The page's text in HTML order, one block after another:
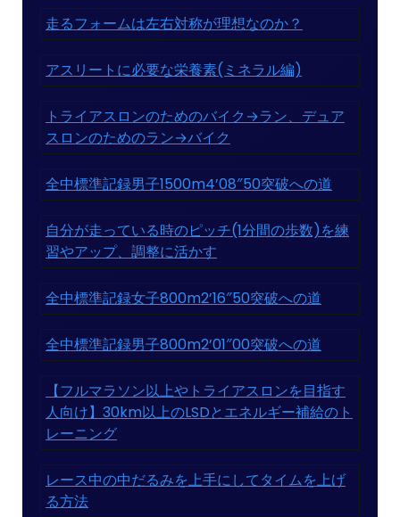
走るフォームは左右対称が理想なのか？
アスリートに必要な栄養素(ミネラル編)
トライアスロンのためのバイク→ラン、デュア
スロンのためのラン→バイク
全中標準記録男子1500m4’08″50突破への道
自分が走っている時のピッチ(1分間の歩数)を練
習やアップ、調整に活かす
全中標準記録女子800m2’16″50突破への道
全中標準記録男子800m2’01″00突破への道
【フルマラソン以上やトライアスロンを目指す
人向け】30km以上のLSDとエネルギー補給のト
レーニング
レース中の中だるみを上手にしてタイムを上げ
る方法